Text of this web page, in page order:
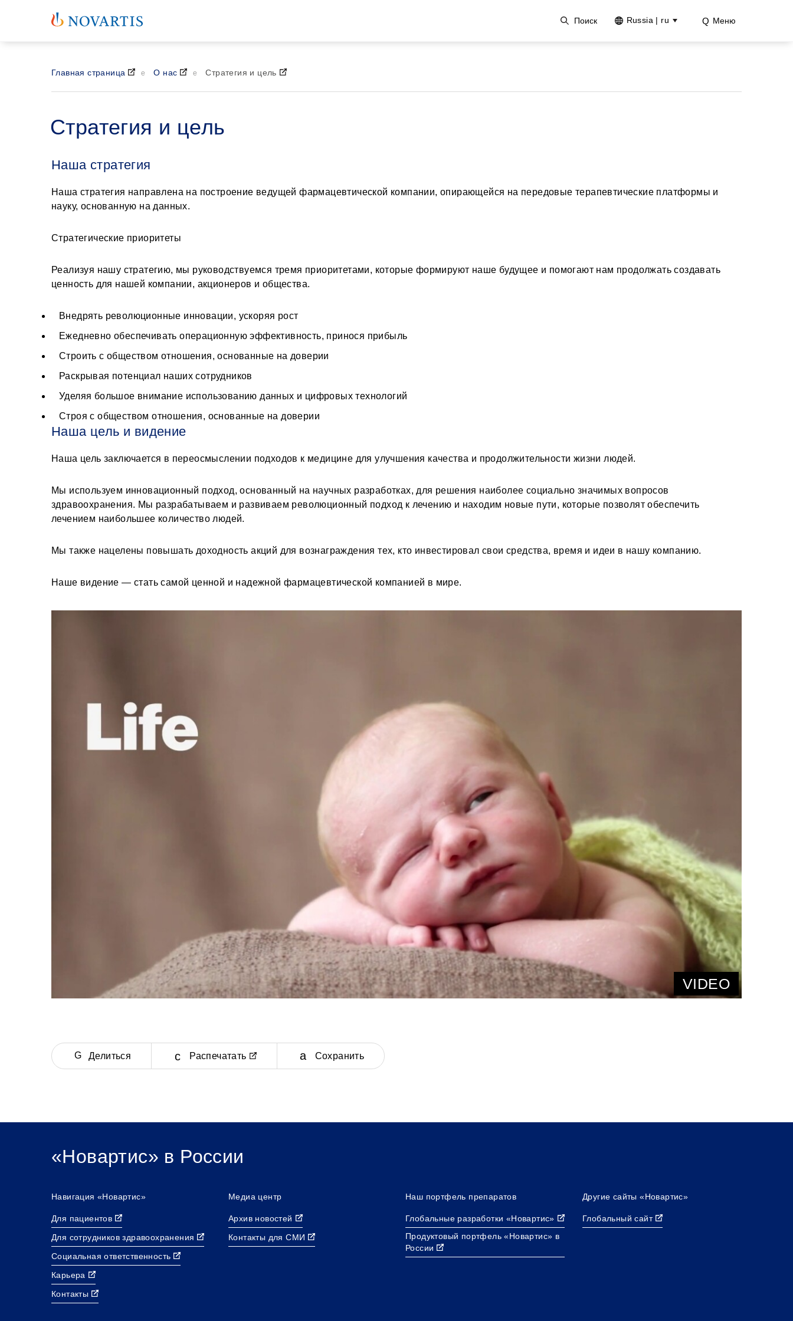
Поиск Russia | ru Меню
Главная страница О нас Стратегия и цель
Стратегия и цель
Наша стратегия
Наша стратегия направлена на построение ведущей фармацевтической компании, опирающейся на передовые терапевтические платформы и
науку, основанную на данных.
Стратегические приоритеты
Реализуя нашу стратегию, мы руководствуемся тремя приоритетами, которые формируют наше будущее и помогают нам продолжать создавать
ценность для нашей компании, акционеров и общества.
Внедрять революционные инновации, ускоряя рост
Ежедневно обеспечивать операционную эффективность, принося прибыль
Строить с обществом отношения, основанные на доверии
Раскрывая потенциал наших сотрудников
Уделяя большое внимание использованию данных и цифровых технологий
Строя с обществом отношения, основанные на доверии
Наша цель и видение
Наша цель заключается в переосмыслении подходов к медицине для улучшения качества и продолжительности жизни людей.
Мы используем инновационный подход, основанный на научных разработках, для решения наиболее социально значимых вопросов
здравоохранения. Мы разрабатываем и развиваем революционный подход к лечению и находим новые пути, которые позволят обеспечить
лечением наибольшее количество людей.
Мы также нацелены повышать доходность акций для вознаграждения тех, кто инвестировал свои средства, время и идеи в нашу компанию.
Наше видение — стать самой ценной и надежной фармацевтической компанией в мире.
VIDEO
Делиться Распечатать Сохранить
«Новартис» в России
Навигация «Новартис»
Для пациентов
Для сотрудников здравоохранения
Социальная ответственность
Карьера
Контакты
Медиа центр
Архив новостей
Контакты для СМИ
Наш портфель препаратов
Глобальные разработки «Новартис»
Продуктовый портфель «Новартис» в
России
Другие сайты «Новартис»
Глобальный сайт